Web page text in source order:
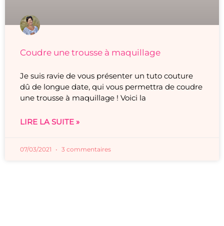
Coudre une trousse à maquillage
Je suis ravie de vous présenter un tuto couture
dû de longue date, qui vous permettra de coudre
une trousse à maquillage ! Voici la
LIRE LA SUITE »
07/03/2021 3 commentaires